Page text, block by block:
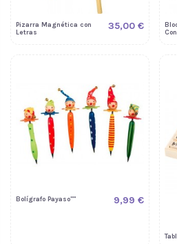
Pizarra Magnética con
Letras
35,00 €
Bolígrafo Payaso"" 9,99 €